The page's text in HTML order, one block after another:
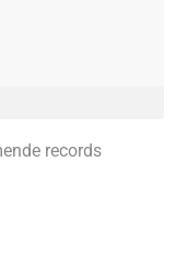
records